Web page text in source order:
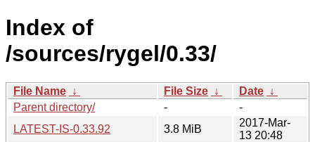
Index of
/sources/rygel/0.33/
File Name ↓ File Size ↓ Date ↓
Parent directory/
-
-
LATEST-IS-0.33.92
3.8 MiB
2017-Mar-
13 20:48